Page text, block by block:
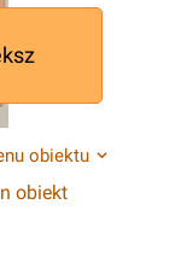
obiektu
obiekt